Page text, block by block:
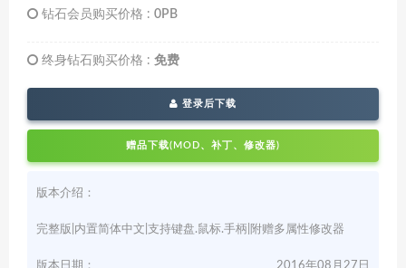
钻石会员购买价格 : 0PB
终身钻石购买价格 : 免费
登录后下载
赠品下载(MOD、补丁、修改器)
版本介绍：
完整版|内置简体中文|支持键盘.鼠标.手柄|附赠多属性修改器